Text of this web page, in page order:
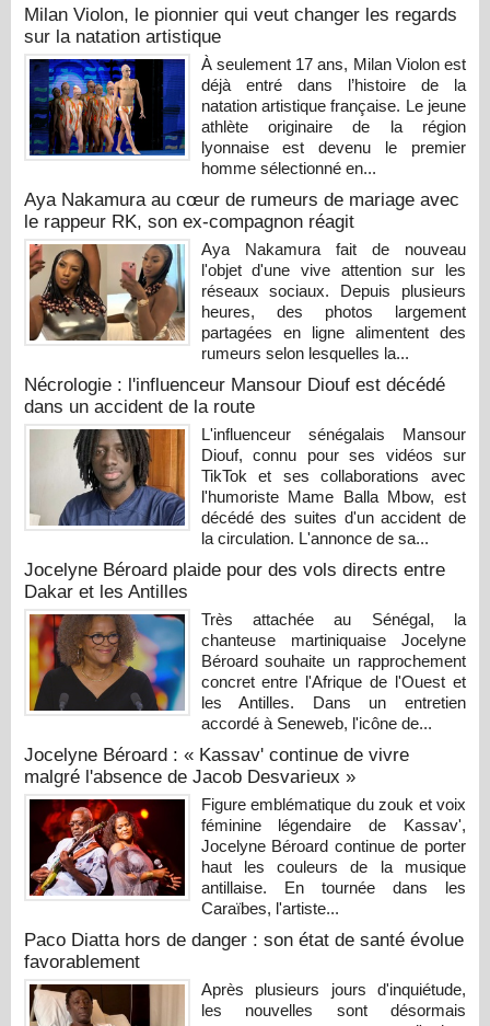
Milan Violon, le pionnier qui veut changer les regards
sur la natation artistique
À seulement 17 ans, Milan Violon est
déjà entré dans l’histoire de la
natation artistique française. Le jeune
athlète originaire de la région
lyonnaise est devenu le premier
homme sélectionné en...
Aya Nakamura au cœur de rumeurs de mariage avec
le rappeur RK, son ex-compagnon réagit
Aya Nakamura fait de nouveau
l'objet d'une vive attention sur les
réseaux sociaux. Depuis plusieurs
heures, des photos largement
partagées en ligne alimentent des
rumeurs selon lesquelles la...
Nécrologie : l'influenceur Mansour Diouf est décédé
dans un accident de la route
L'influenceur sénégalais Mansour
Diouf, connu pour ses vidéos sur
TikTok et ses collaborations avec
l'humoriste Mame Balla Mbow, est
décédé des suites d'un accident de
la circulation. L'annonce de sa...
Jocelyne Béroard plaide pour des vols directs entre
Dakar et les Antilles
Très attachée au Sénégal, la
chanteuse martiniquaise Jocelyne
Béroard souhaite un rapprochement
concret entre l'Afrique de l'Ouest et
les Antilles. Dans un entretien
accordé à Seneweb, l'icône de...
Jocelyne Béroard : « Kassav' continue de vivre
malgré l'absence de Jacob Desvarieux »
Figure emblématique du zouk et voix
féminine légendaire de Kassav',
Jocelyne Béroard continue de porter
haut les couleurs de la musique
antillaise. En tournée dans les
Caraïbes, l'artiste...
Paco Diatta hors de danger : son état de santé évolue
favorablement
Après plusieurs jours d'inquiétude,
les nouvelles sont désormais